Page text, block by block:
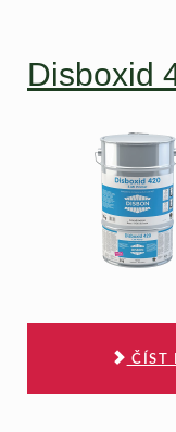
Disboxid
ČÍST